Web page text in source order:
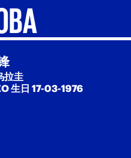
拉圭
生日 17-03-1976